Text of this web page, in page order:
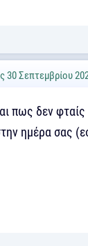
30 Σεπτεμβρίου
πως δεν
ημέρα σας